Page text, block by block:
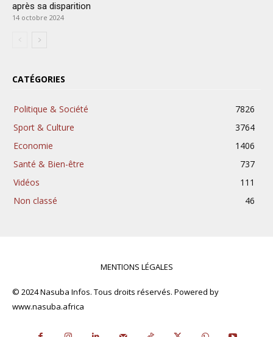
après sa disparition
14 octobre 2024
CATÉGORIES
Politique & Société
7826
Sport & Culture
3764
Economie
1406
Santé & Bien-être
737
Vidéos
111
Non classé
46
MENTIONS LÉGALES
© 2024 Nasuba Infos. Tous droits réservés. Powered by
www.nasuba.africa